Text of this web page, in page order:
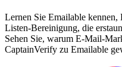
Lernen Sie Emailable
Listen-Bereinigung, die
Sehen Sie, warum E-Mail-
CaptainVerify zu Emailable